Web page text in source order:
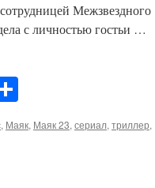
Межзвездного
с личностью гостьи …
, Маяк, Маяк 23, сериал, триллер,